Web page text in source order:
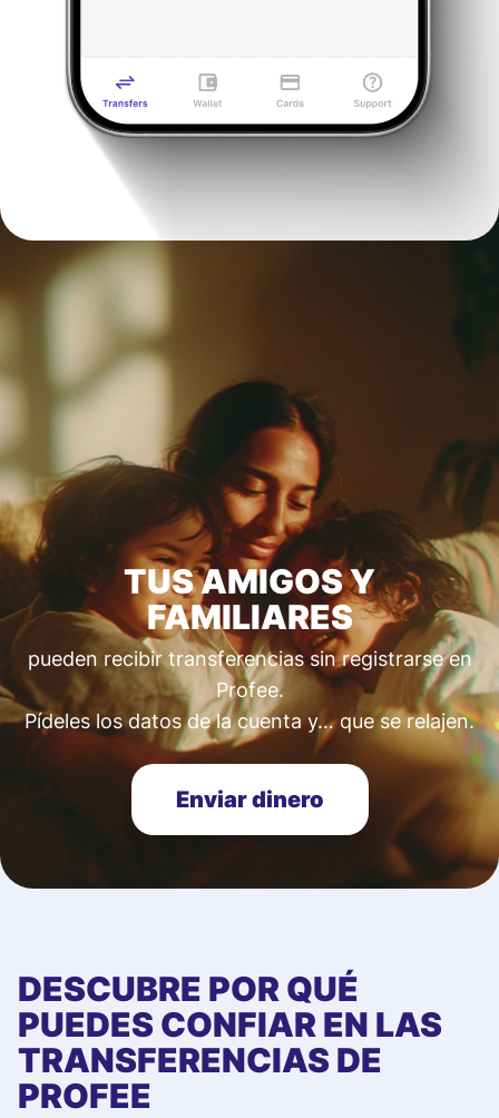
TUS AMIGOS Y
FAMILIARES
pueden recibir transferencias sin registrarse en
Profee.
Pídeles los datos de la cuenta y… que se relajen.
Enviar dinero
DESCUBRE POR QUÉ
PUEDES CONFIAR EN LAS
TRANSFERENCIAS DE
PROFEE